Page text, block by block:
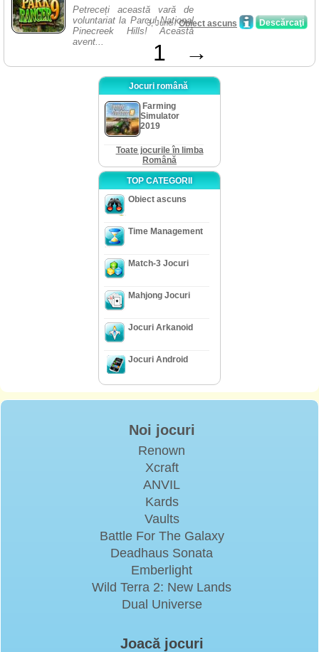
Petreceți această vară de
voluntariat la Parcul Național
Pinecreek Hills! Această
avent...
Descărcaţi
3, June /Obiect ascuns
1 →
Jocuri română
Farming
Simulator
2019
Toate jocurile în limba
Română
TOP CATEGORII
Obiect ascuns
Time Management
Match-3 Jocuri
Mahjong Jocuri
Jocuri Arkanoid
Jocuri Android
Noi jocuri
Renown
Xcraft
ANVIL
Kards
Vaults
Battle For The Galaxy
Deadhaus Sonata
Emberlight
Wild Terra 2: New Lands
Dual Universe
Joacă jocuri